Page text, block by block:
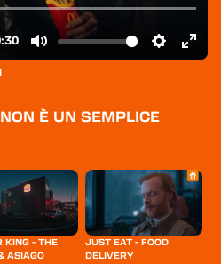
È UN SEMPLICE
KING - THE
ASIAGO
JUST EAT - FOOD
DELIVERY